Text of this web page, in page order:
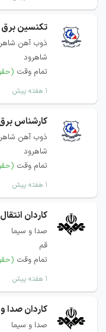
تکنسین برق
ذوب آهن
شاهرود
تمام وقت
۱ هفته پیش
کارشناس
ذوب آهن
شاهرود
تمام وقت
۱ هفته پیش
کاردان
صدا و سیما
قم
تمام وقت
۱ هفته پیش
کاردان صدا
صدا و سیما